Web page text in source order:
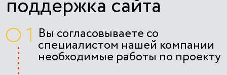
поддержка сайта
Вы согласовываете со
специалистом нашей компании
необходимые работы по проекту